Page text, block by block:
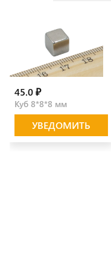
45.0 ₽
Куб 8*8*8 мм
УВЕДОМИТЬ